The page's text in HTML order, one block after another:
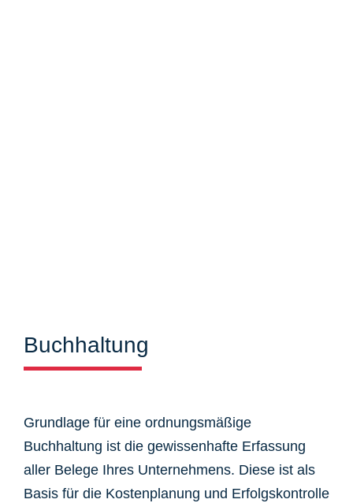
Buchhaltung
Grundlage für eine ordnungsmäßige
Buchhaltung ist die gewissenhafte Erfassung
aller Belege Ihres Unternehmens. Diese ist als
Basis für die Kostenplanung und Erfolgskontrolle